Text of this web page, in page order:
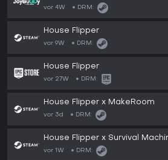
vor 4W DRM:
House Flipper
vor 9W DRM:
House Flipper
vor 27W DRM:
House Flipper x MakeRoom
vor 3d DRM:
House Flipper x Survival
vor 1W DRM: